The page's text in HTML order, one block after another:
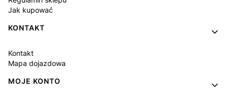
Jak kupować
KONTAKT
Kontakt
Mapa dojazdowa
MOJE KONTO